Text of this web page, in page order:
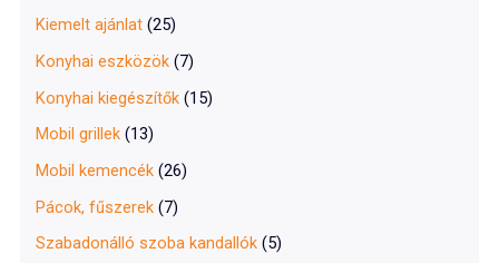
Kiemelt ajánlat (25)
Konyhai eszközök (7)
Konyhai kiegészítők (15)
Mobil grillek (13)
Mobil kemencék (26)
Pácok, fűszerek (7)
Szabadonálló szoba kandallók (5)